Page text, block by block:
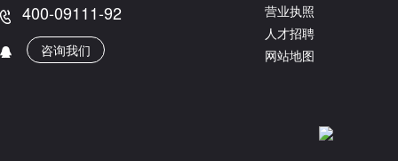
400-09111-92
咨询我们
营业执照
人才招聘
网站地图